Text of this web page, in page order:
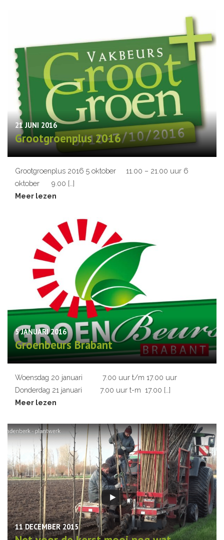
21 JUNI 2016
Grootgroenplus 2016
Grootgroenplus 2016 5 oktober 11.00 – 21.00 uur 6
oktober 9.00 […]
Meer lezen
5 JANUARI 2016
Groenbeurs Brabant
Woensdag 20 januari 7.00 uur t/m 17.00 uur
Donderdag 21 januari 7.00 uur t-m 17.00 […]
Meer lezen
11 DECEMBER 2015